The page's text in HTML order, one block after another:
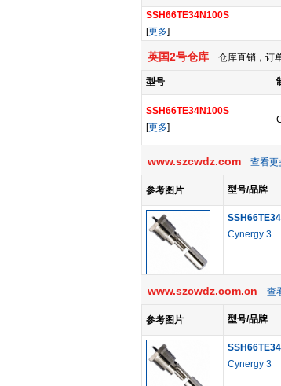
SSH66TE34N100S
[更多]
英国2号仓库 仓库直销，订
型号
SSH66TE34N100S
[更多]
www.szcwdz.com 查看更
参考图片 型号/品牌
Cynergy 3
www.szcwdz.com.cn 查
参考图片 型号/品牌
Cynergy 3